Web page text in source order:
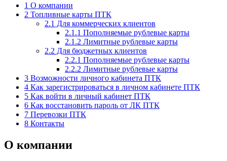
1 О компании
2 Топливные карты ПТК
2.1 Для коммерческих клиентов
2.1.1 Пополняемые рублевые карты
2.1.2 Лимитные рублевые карты
2.2 Для бюджетных клиентов
2.2.1 Пополняемые рублевые карты
2.2.2 Лимитные рублевые карты
3 Возможности личного кабинета ПТК
4 Как зарегистрироваться в личном кабинете ПТК
5 Как войти в личный кабинет ПТК
6 Как восстановить пароль от ЛК ПТК
7 Перевозки ПТК
8 Контакты
О компании